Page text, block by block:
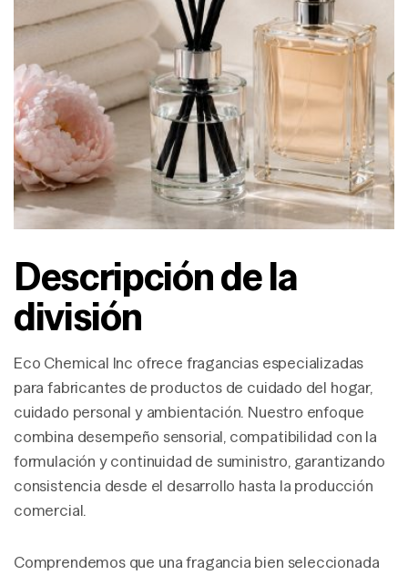
Descripción de la
división
Eco Chemical Inc ofrece fragancias especializadas
para fabricantes de productos de cuidado del hogar,
cuidado personal y ambientación. Nuestro enfoque
combina desempeño sensorial, compatibilidad con la
formulación y continuidad de suministro, garantizando
consistencia desde el desarrollo hasta la producción
comercial.
Comprendemos que una fragancia bien seleccionada